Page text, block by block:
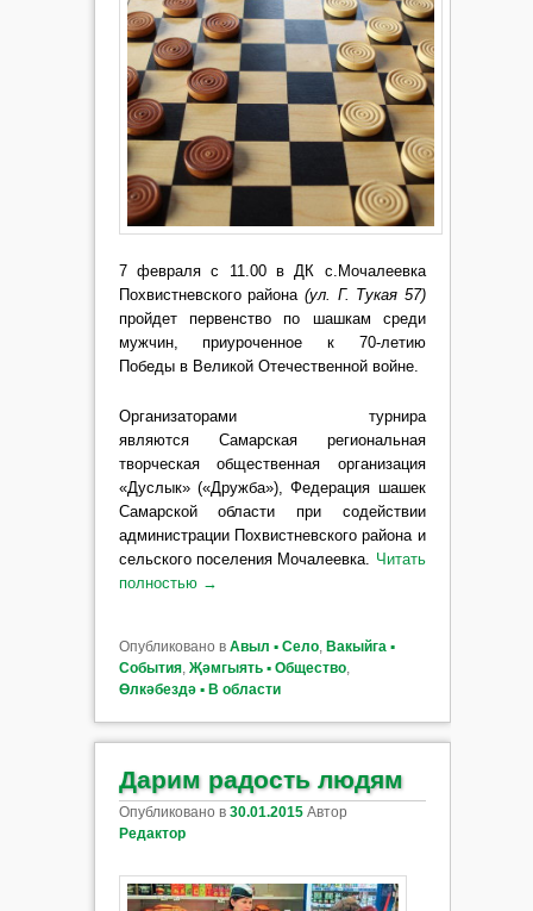
7 февраля с 11.00 в ДК с.Мочалеевка
Похвистневского района (ул. Г. Тукая 57)
пройдет первенство по шашкам
среди
мужчин, приуроченное к 70-летию
Победы в Великой Отечественной войне.
Организаторами турнира
являются Самарская региональная
творческая общественная организация
«Дуслык» («Дружба»), Федерация шашек
Самарской области при содействии
администрации Похвистневского района и
сельского поселения Мочалеевка. Читать
полностью →
Опубликовано в Авыл ▪ Село, Вакыйга ▪
События, Җәмгыять ▪ Общество,
Өлкәбездә ▪ В области
Дарим радость людям
Опубликовано в 30.01.2015 Автор
Редактор